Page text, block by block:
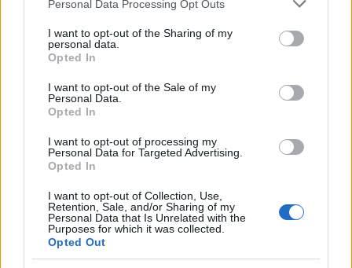
not limited to your visit or usage behaviour. You may click to
grant or deny consent to Google and its third-party tags to
use your data for below specified purposes in below Google
consent section.
Personal Data Processing Opt Outs
I want to opt-out of the Sharing of my
personal data.
Opted In
I want to opt-out of the Sale of my
Personal Data.
Opted In
I want to opt-out of processing my
Personal Data for Targeted Advertising.
Opted In
I want to opt-out of Collection, Use,
Retention, Sale, and/or Sharing of my
Personal Data that Is Unrelated with the
Purposes for which it was collected.
Opted Out
Online vetítések a Vörösmarty
Színház Facebook-oldalán
mtothorsi•2020. május 04.